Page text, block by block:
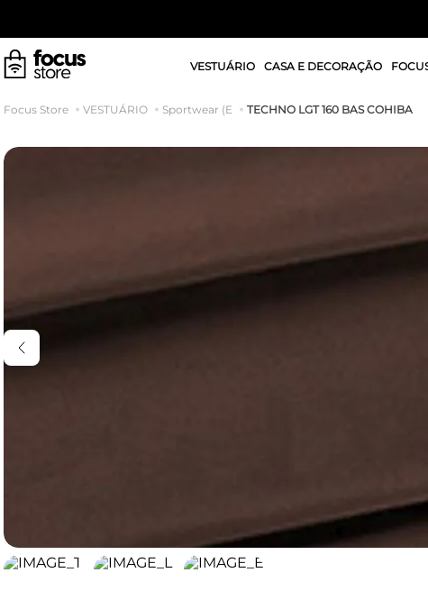
VESTUÁRIO CASA E DECORAÇÃO
VESTUÁRIO Sportwear (E TECHNO LGT 160 BAS COHIBA